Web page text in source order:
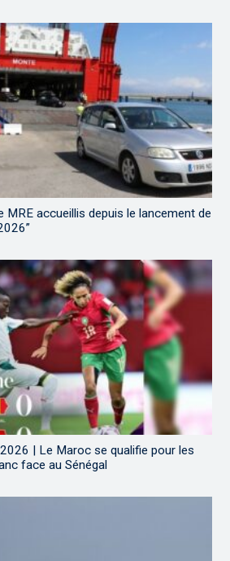
MRE accueillis depuis le lancement de
| Le Maroc se qualifie pour les
face au Sénégal